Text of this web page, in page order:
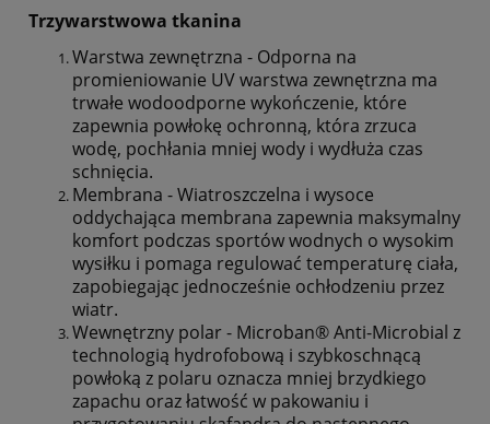
Trzywarstwowa tkanina
Warstwa zewnętrzna - Odporna na
promieniowanie UV warstwa zewnętrzna ma
trwałe wodoodporne wykończenie, które
zapewnia powłokę ochronną, która zrzuca
wodę, pochłania mniej wody i wydłuża czas
schnięcia.
Membrana - Wiatroszczelna i wysoce
oddychająca membrana zapewnia maksymalny
komfort podczas sportów wodnych o wysokim
wysiłku i pomaga regulować temperaturę ciała,
zapobiegając jednocześnie ochłodzeniu przez
wiatr.
Wewnętrzny polar - Microban® Anti-Microbial z
technologią hydrofobową i szybkoschnącą
powłoką z polaru oznacza mniej brzydkiego
zapachu oraz łatwość w pakowaniu i